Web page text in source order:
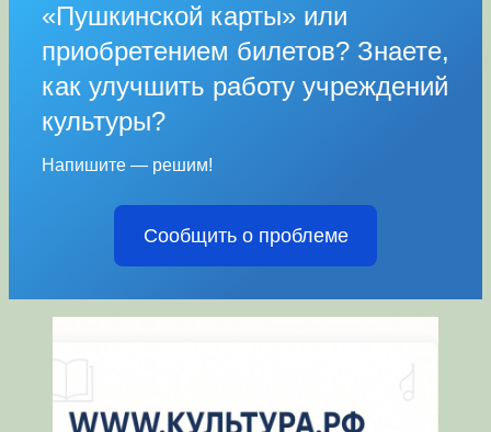
«Пушкинской карты» или
приобретением билетов? Знаете,
как улучшить работу учреждений
культуры?
Напишите — решим!
Сообщить о проблеме